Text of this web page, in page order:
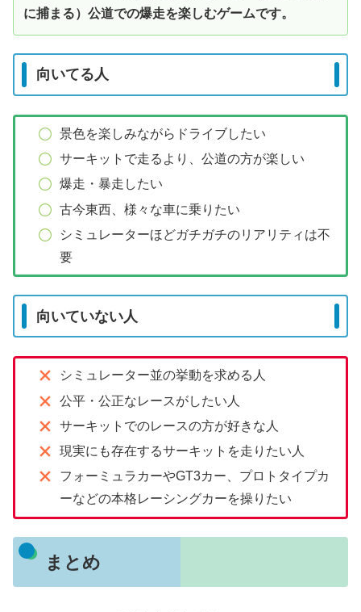
に捕まる）公道での爆走を楽しむゲームです。
向いてる人
景色を楽しみながらドライブしたい
サーキットで走るより、公道の方が楽しい
爆走・暴走したい
古今東西、様々な車に乗りたい
シミュレーターほどガチガチのリアリティは不
要
向いていない人
シミュレーター並の挙動を求める人
公平・公正なレースがしたい人
サーキットでのレースの方が好きな人
現実にも存在するサーキットを走りたい人
フォーミュラカーやGT3カー、プロトタイプカ
ーなどの本格レーシングカーを操りたい
まとめ